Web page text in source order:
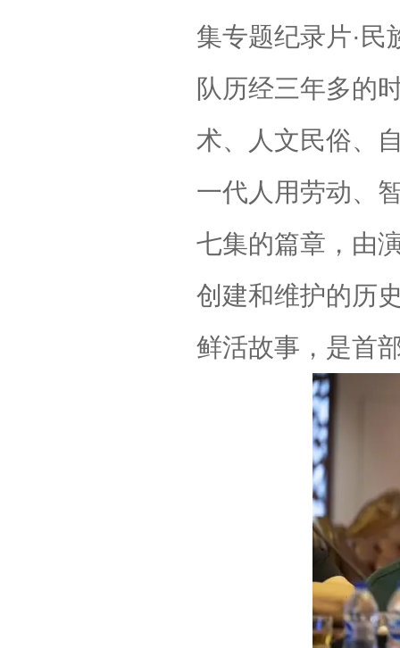
集专题纪录片·
队历经三年多的
术、人文民俗、
一代人用劳动、
七集的篇章，由
创建和维护的历
鲜活故事，是首